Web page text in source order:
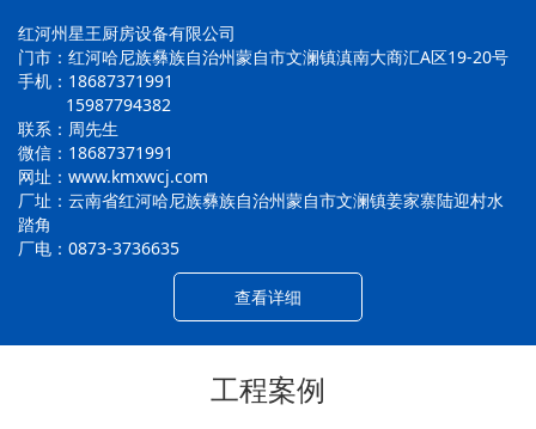
红河州星王厨房设备有限公司
门市：红河哈尼族彝族自治州蒙自市文澜镇滇南大商汇A区19-20号
手机：18687371991
15987794382
联系：周先生
微信：18687371991
网址：www.kmxwcj.com
厂址：云南省红河哈尼族彝族自治州蒙自市文澜镇姜家寨陆迎村水
踏角
厂电：0873-3736635
查看详细
工程案例